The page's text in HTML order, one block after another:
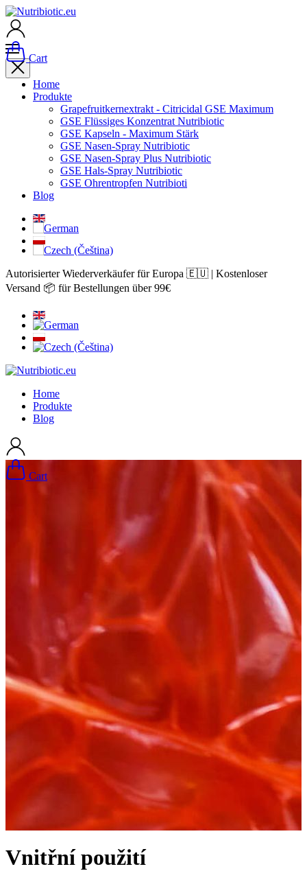
Cart
Home
Produkte
Grapefruitkernextrakt - Citricidal GSE Maximum
GSE Flüssiges Konzentrat Nutribiotic
GSE Kapseln - Maximum Stärk
GSE Nasen-Spray Nutribiotic
GSE Nasen-Spray Plus Nutribiotic
GSE Hals-Spray Nutribiotic
GSE Ohrentropfen Nutribioti
Blog
Autorisierter Wiederverkäufer für Europa 🇪🇺 | Kostenloser
Versand 📦 für Bestellungen über 99€
Home
Produkte
Blog
Cart
Vnitřní použití